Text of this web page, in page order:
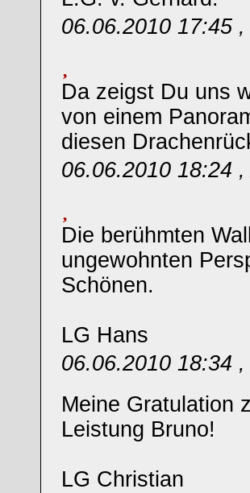
06.06.2010 17:45 ,
Da zeigst Du uns
von einem
diesen
06.06.2010 18:24 ,
Die berühmten
ungewohnten
Schönen.
LG Hans
06.06.2010 18:34 ,
Meine Gratulation
Leistung Bruno!
LG Christian